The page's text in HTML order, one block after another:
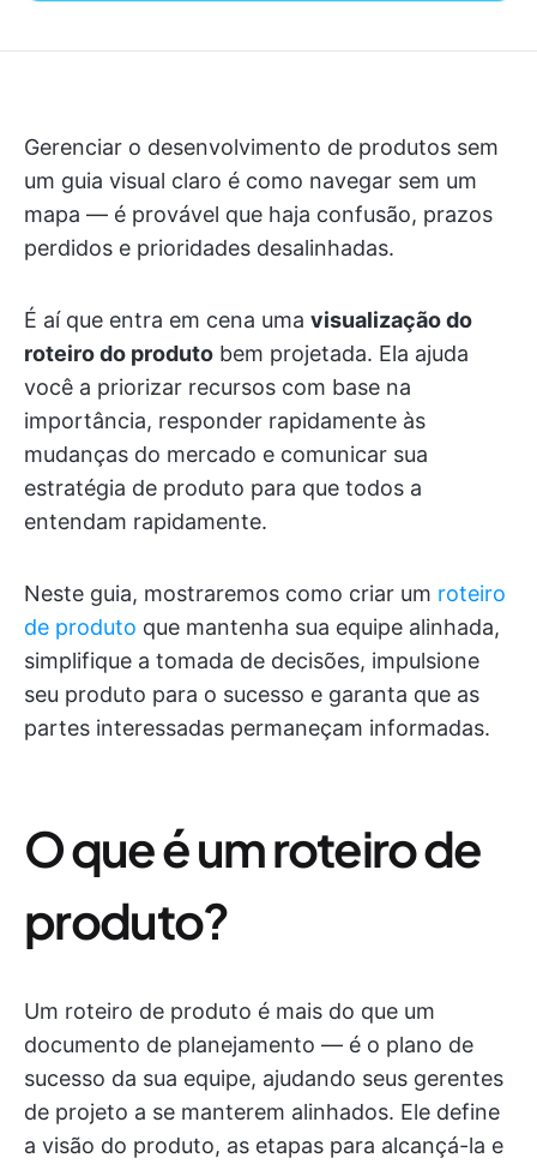
Gerenciar o desenvolvimento de produtos sem
um guia visual claro é como navegar sem um
mapa — é provável que haja confusão, prazos
perdidos e prioridades desalinhadas.
É aí que entra em cena uma visualização do
roteiro do produto bem projetada. Ela ajuda
você a priorizar recursos com base na
importância, responder rapidamente às
mudanças do mercado e comunicar sua
estratégia de produto para que todos a
entendam rapidamente.
Neste guia, mostraremos como criar um roteiro
de produto que mantenha sua equipe alinhada,
simplifique a tomada de decisões, impulsione
seu produto para o sucesso e garanta que as
partes interessadas permaneçam informadas.
O que é um roteiro de
produto?
Um roteiro de produto é mais do que um
documento de planejamento — é o plano de
sucesso da sua equipe, ajudando seus gerentes
de projeto a se manterem alinhados. Ele define
a visão do produto, as etapas para alcançá-la e